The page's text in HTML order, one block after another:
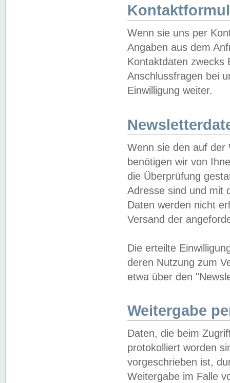
Wenn sie uns per
Angaben aus dem
Kontaktdaten zwecks
Anschlussfragen bei
Einwilligung weiter.
Wenn sie den auf der
benötigen wir von
die Überprüfung
Adresse sind und mit
Daten werden nicht
Versand der
Die erteilte
deren Nutzung zum
etwa über den
Weitergabe
Daten, die beim
protokolliert worden
vorgeschrieben ist,
Weitergabe im Falle